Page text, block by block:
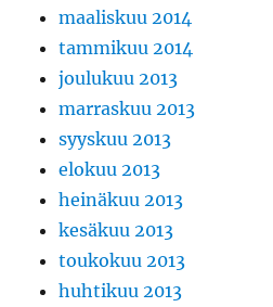
maaliskuu 2014
tammikuu 2014
joulukuu 2013
marraskuu 2013
syyskuu 2013
elokuu 2013
heinäkuu 2013
kesäkuu 2013
toukokuu 2013
huhtikuu 2013